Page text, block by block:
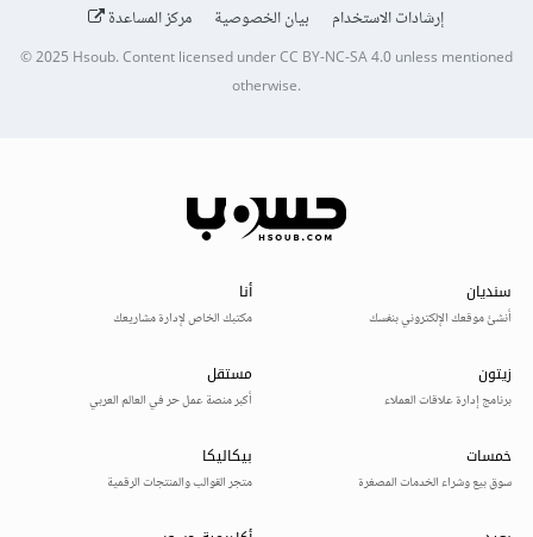
إرشادات الاستخدام
بيان الخصوصية مركز المساعدة
© 2025Hsoub.Content licensed underCC BY-NC-SA 4.0unless mentioned
otherwise.